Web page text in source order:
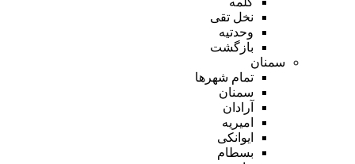
نخل تقی
وحدتیه
بازگشت
سمنان
تمام شهر‌ها
سمنان
آرادان
امیریه
ایوانکی
بسطام